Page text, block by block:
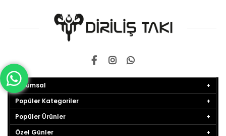
Kurumsal
Popüler Kategoriler
Popüler Ürünler
Özel Günler